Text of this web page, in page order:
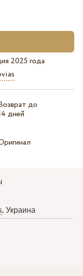
2025 года
до
дней
, Украина